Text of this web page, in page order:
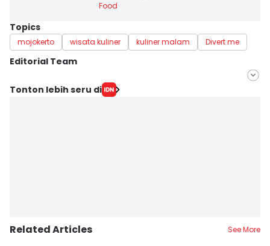
Food
Topics
mojokerto wisata kuliner kuliner malam Divert me
Editorial Team
Editor
Tonton lebih seru di
Related Articles See More